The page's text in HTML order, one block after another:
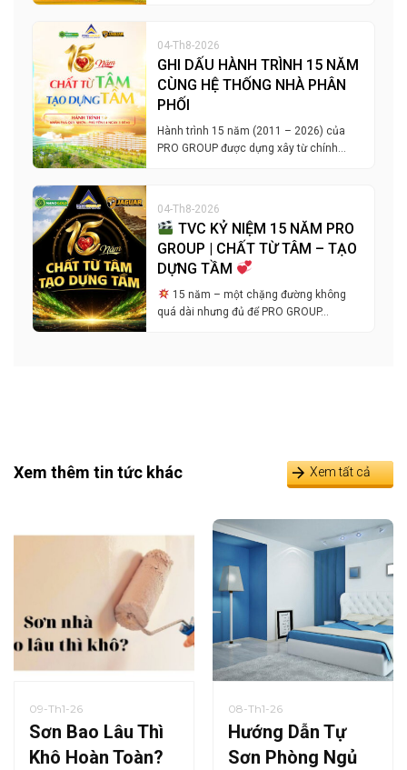
04-Th8-2026
GHI DẤU HÀNH TRÌNH 15 NĂM
CÙNG HỆ THỐNG NHÀ PHÂN
PHỐI
Hành trình 15 năm (2011 – 2026) của
PRO GROUP được dựng xây từ chính…
04-Th8-2026
TVC KỶ NIỆM 15 NĂM PRO
GROUP | CHẤT TỪ TÂM – TẠO
DỰNG TẦM
15 năm – một chặng đường không
quá dài nhưng đủ để PRO GROUP…
Xem thêm tin tức khác Xem tất cả
09-Th1-26
Sơn Bao Lâu Thì
Khô Hoàn Toàn?
08-Th1-26
Hướng Dẫn Tự
Sơn Phòng Ngủ